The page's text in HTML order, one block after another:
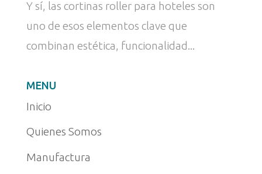
Y sí, las cortinas roller para hoteles son
uno de esos elementos clave que
combinan estética, funcionalidad...
MENU
Inicio
Quienes Somos
Manufactura